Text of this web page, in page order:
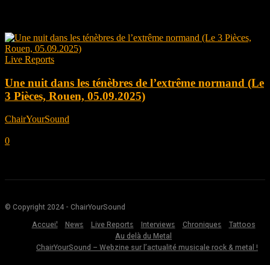
Live Reports
Une nuit dans les ténèbres de l’extrême normand (Le
3 Pièces, Rouen, 05.09.2025)
ChairYourSound
0
© Copyright 2024 - ChairYourSound
Accueil
News Live Reports Interviews Chroniques
Tattoos
Au delà du Metal
ChairYourSound – Webzine sur l’actualité musicale rock & metal !